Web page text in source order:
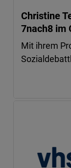
Christine
7nach8 im
Mit ihrem